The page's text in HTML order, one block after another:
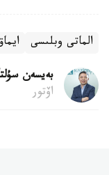
الماتى وبلىسى
بەيسەن
اۆتور